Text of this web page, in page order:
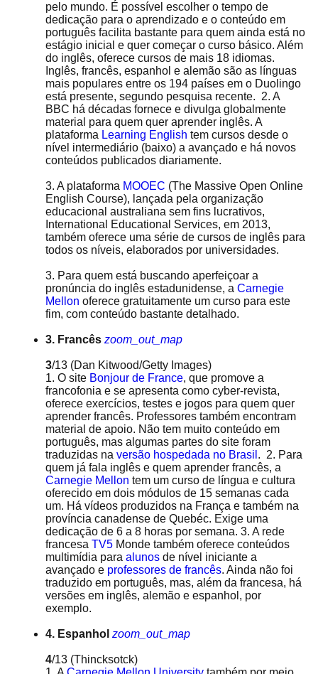
pelo mundo. É possível escolher o tempo de
dedicação para o aprendizado e o conteúdo em
português facilita bastante para quem ainda está no
estágio inicial e quer começar o curso básico. Além
do inglês, oferece cursos de mais 18 idiomas.
Inglês, francês, espanhol e alemão são as línguas
mais populares entre os 194 países em o Duolingo
está presente, segundo pesquisa recente. 2. A
BBC há décadas fornece e divulga globalmente
material para quem quer aprender inglês. A
plataforma Learning English tem cursos desde o
nível intermediário (baixo) a avançado e há novos
conteúdos publicados diariamente.
3. A plataforma MOOEC (The Massive Open Online
English Course), lançada pela organização
educacional australiana sem fins lucrativos,
International Educational Services, em 2013,
também oferece uma série de cursos de inglês para
todos os níveis, elaborados por universidades.
3. Para quem está buscando aperfeiçoar a
pronúncia do inglês estadunidense, a Carnegie
Mellon oferece gratuitamente um curso para este
fim, com conteúdo bastante detalhado.
3. Francês zoom_out_map
3/13 (Dan Kitwood/Getty Images)
1. O site Bonjour de France, que promove a
francofonia e se apresenta como cyber-revista,
oferece exercícios, testes e jogos para quem quer
aprender francês. Professores também encontram
material de apoio. Não tem muito conteúdo em
português, mas algumas partes do site foram
traduzidas na versão hospedada no Brasil . 2. Para
quem já fala inglês e quem aprender francês, a
Carnegie Mellon tem um curso de língua e cultura
oferecido em dois módulos de 15 semanas cada
um. Há vídeos produzidos na França e também na
província canadense de Quebéc. Exige uma
dedicação de 6 a 8 horas por semana. 3. A rede
francesa TV5 Monde também oferece conteúdos
multimídia para alunos de nível iniciante a
avançado e professores de francês. Ainda não foi
traduzido em português, mas, além da francesa, há
versões em inglês, alemão e espanhol, por
exemplo.
4. Espanhol zoom_out_map
4/13 (Thincksotck)